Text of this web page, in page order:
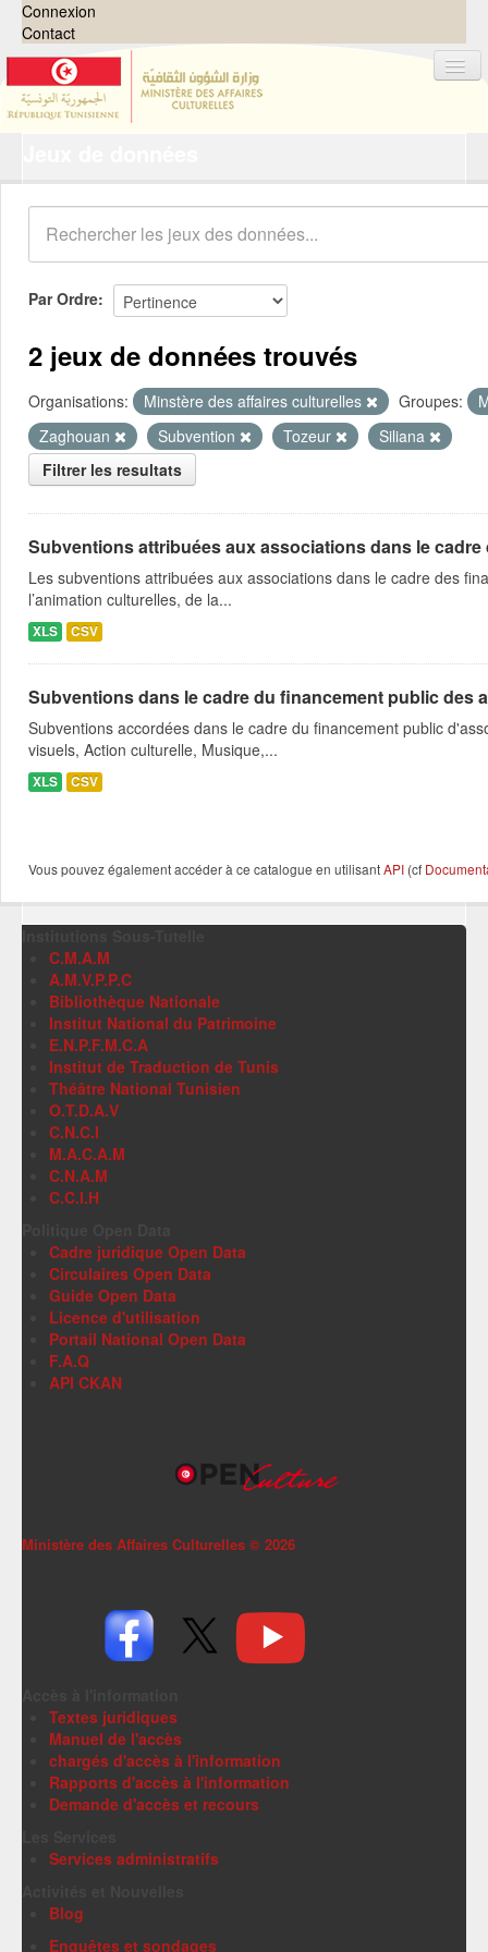
Connexion
Contact
Organisations
Groupes
Demandes 0
À propos
Par Ordre
2 jeux de données trouvés
Organisations: Minstère des affaires culturelles Groupes:
Zaghouan
Subvention Tozeur
Siliana
Filtrer les resultats
Subventions attribuées aux associations dans le
Les subventions attribuées aux associations dans le cadre des
l’animation culturelles, de la...
XLS CSV
Subventions dans le cadre du financement public des
Subventions accordées dans le cadre du financement public
visuels, Action culturelle, Musique,...
XLS CSV
Vous pouvez également accéder à ce catalogue en utilisantAPI (cf
C.M.A.M
A.M.V.P.P.C
Bibliothèque Nationale
Institut National du Patrimoine
E.N.P.F.M.C.A
Institut de Traduction de Tunis
Théâtre National Tunisien
O.T.D.A.V
C.N.C.I
M.A.C.A.M
C.N.A.M
C.C.I.H
Cadre juridique Open Data
Circulaires Open Data
Guide Open Data
Licence d'utilisation
Portail National Open Data
F.A.Q
API CKAN
Ministère des Affaires Culturelles © 2026
Textes juridiques
Manuel de l'accès
chargés d'accès à l'information
Rapports d'accès à l'information
Demande d'accès et recours
Services administratifs
Blog
Enquêtes et sondages